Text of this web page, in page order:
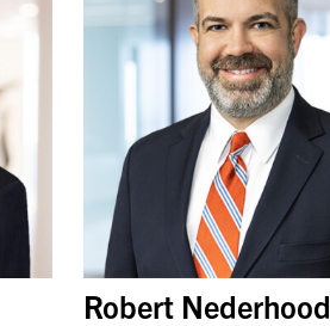
Robert Nederhood